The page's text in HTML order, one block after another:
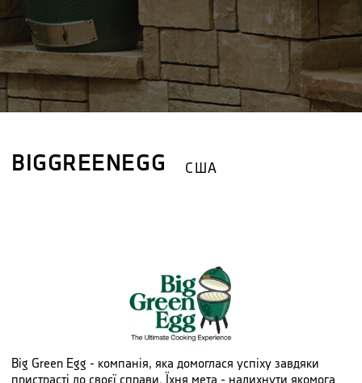
BIGGREENEGG США
Big Green Egg - компанія, яка домоглася успіху завдяки
пристрасті до своєї справи. Їхня мета - надихнути якомога